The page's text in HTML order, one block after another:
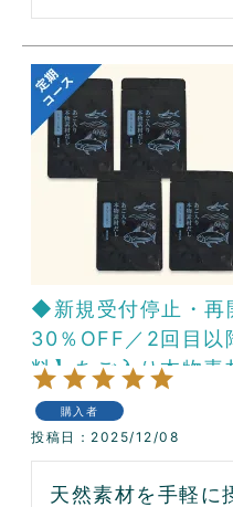
◆新規受付停止・再
30％OFF／2回目以
料】あご入り本物素
パックコース
購入者
投稿日 2025/12/08
天然素材を手軽に